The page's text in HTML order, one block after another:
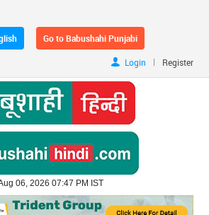
Go to Babushahi Punjabi
Login | Register
06, 2026 07:47 PM IST